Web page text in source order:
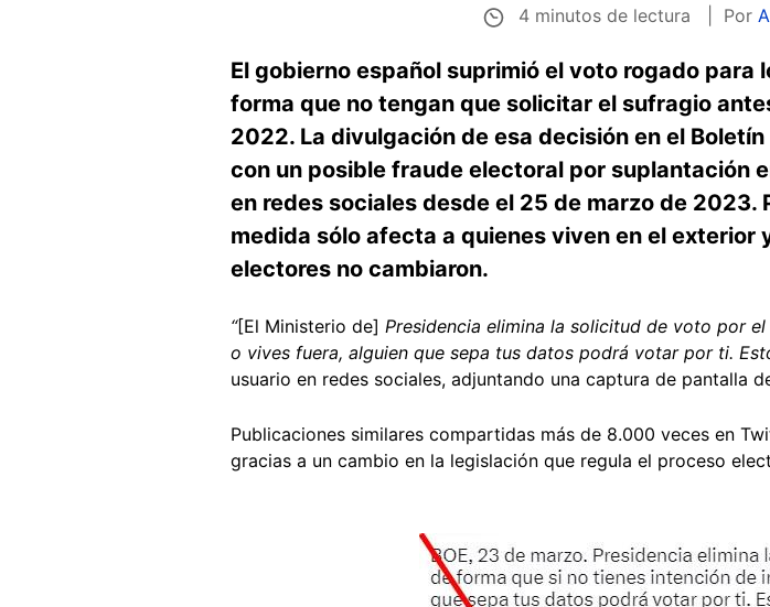
4 minutos de lectura
Por
El gobierno español suprimió el voto rogado
forma que no tengan que solicitar el sufragio
2022. La divulgación de esa decisión en el
con un posible fraude electoral por suplantación
en redes sociales desde el 25 de marzo de
medida sólo afecta a quienes viven en el
electores no cambiaron.
“[El Ministerio de] Presidencia elimina la solicitud de voto por
o vives fuera, alguien que sepa tus datos podrá votar por ti.
usuario en redes sociales, adjuntando una captura de pantalla
Publicaciones similares compartidas más de 8.000 veces en
gracias a un cambio en la legislación que regula el proceso